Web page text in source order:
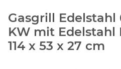
Gasgrill
KW mit Edelstahl
114 x 53 x 27 cm